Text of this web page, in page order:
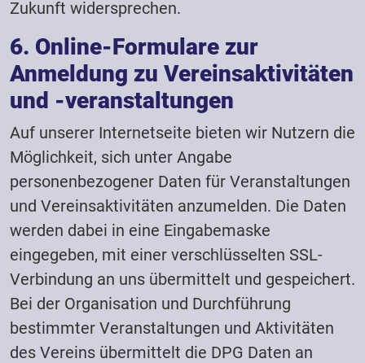
Zukunft widersprechen.
6. Online-Formulare zur
Anmeldung zu Vereinsaktivitäten
und -veranstaltungen
Auf unserer Internetseite bieten wir Nutzern die
Möglichkeit, sich unter Angabe
personenbezogener Daten für Veranstaltungen
und Vereinsaktivitäten anzumelden. Die Daten
werden dabei in eine Eingabemaske
eingegeben, mit einer verschlüsselten SSL-
Verbindung an uns übermittelt und gespeichert.
Bei der Organisation und Durchführung
bestimmter Veranstaltungen und Aktivitäten
des Vereins übermittelt die DPG Daten an